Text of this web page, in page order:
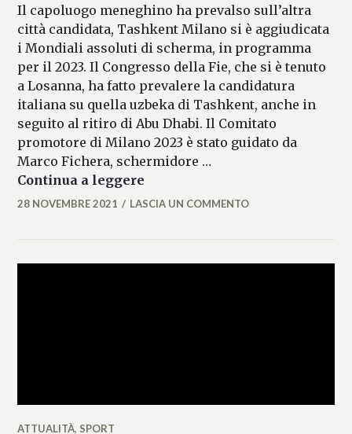
Il capoluogo meneghino ha prevalso sull’altra
città candidata, Tashkent Milano si è aggiudicata
i Mondiali assoluti di scherma, in programma
per il 2023. Il Congresso della Fie, che si è tenuto
a Losanna, ha fatto prevalere la candidatura
italiana su quella uzbeka di Tashkent, anche in
seguito al ritiro di Abu Dhabi. Il Comitato
promotore di Milano 2023 è stato guidato da
Marco Fichera, schermidore …
Continua a leggere
MARIANNA
28 NOVEMBRE 2021 LASCIA UN COMMENTO
ATTUALITÀ, SPORT